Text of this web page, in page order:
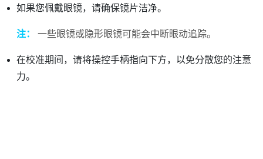
如果您佩戴眼镜，请确保镜片洁净。
注： 一些眼镜或隐形眼镜可能会中断眼动追踪。
在校准期间，请将操控手柄指向下方，以免分散您的注意
力。